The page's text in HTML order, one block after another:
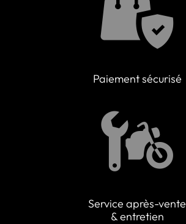
Paiement sécurisé
Service après-vente
& entretien